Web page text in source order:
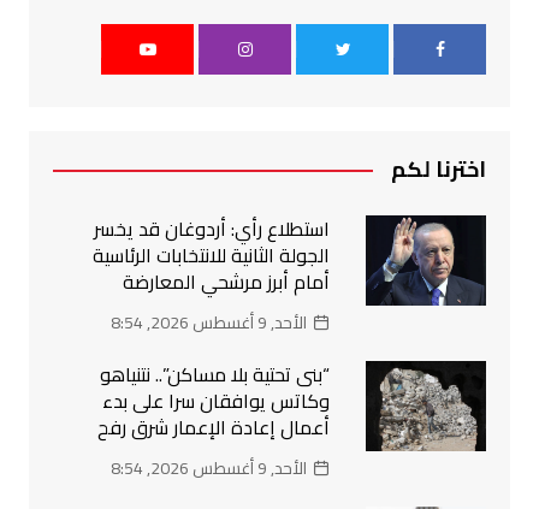
اخترنا لكم
استطلاع رأي: أردوغان قد يخسر
الجولة الثانية للانتخابات الرئاسية
أمام أبرز مرشحي المعارضة
الأحد, 9 أغسطس 2026, 8:54
“بنى تحتية بلا مساكن”.. نتنياهو
وكاتس يوافقان سرا على بدء
أعمال إعادة الإعمار شرق رفح
الأحد, 9 أغسطس 2026, 8:54